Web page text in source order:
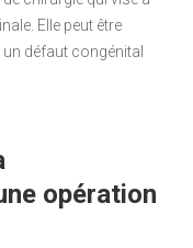
Elle peut être
défaut congénital
opération